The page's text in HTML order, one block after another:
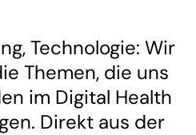
Technologie: Wir
Themen, die uns
im Digital Health
Direkt aus der